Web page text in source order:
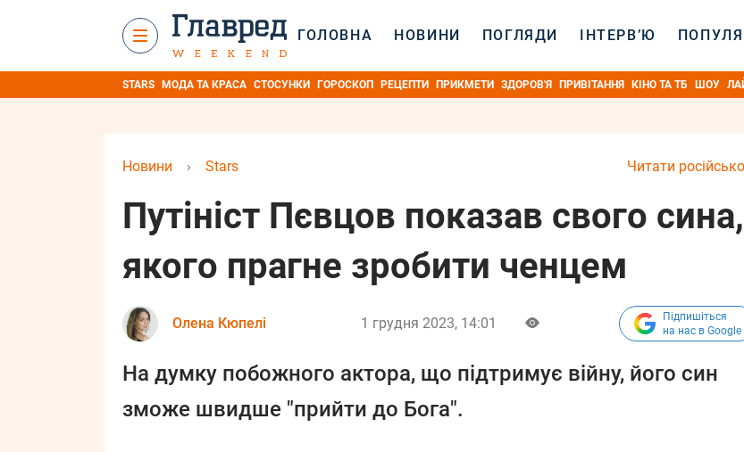
ГОЛОВНА НОВИНИ ПОГЛЯДИ ІНТЕРВ’Ю
STARS МОДА ТА КРАСА СТОСУНКИ ГОРОСКОП РЕЦЕПТИ ПРИКМЕТИ ЗДОРОВ'Я ПРИВІТАННЯ КІНО ТА ТБ ШОУ
Читати
Новини › Stars
Путініст Пєвцов показав свого сина,
якого прагне зробити ченцем
Олена Кюпелі 1 грудня 2023, 14:01
Підпишіться
на нас в Google
На думку побожного актора, що підтримує війну, його син
зможе швидше "прийти до Бога".